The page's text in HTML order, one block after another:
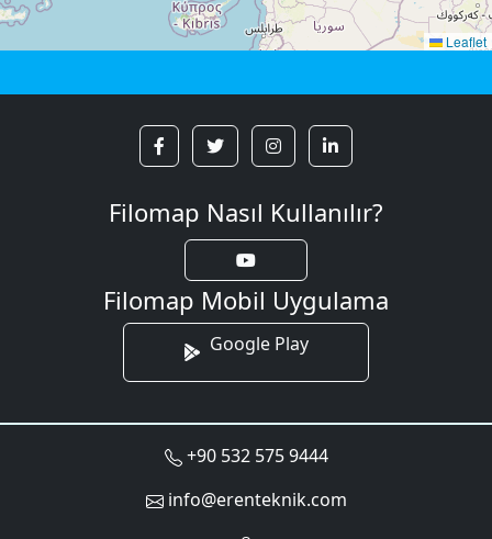
Leaflet
Filomap Nasıl Kullanılır?
Filomap Mobil Uygulama
Google Play
+90 532 575 9444
info@erenteknik.com